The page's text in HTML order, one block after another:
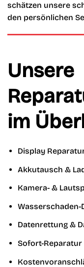
schätzen unsere
den persönlichen
Unsere
im
Display
Akkutausch &
Kamera- &
Wasserschaden-
Datenrettung &
Sofort-Reparatur